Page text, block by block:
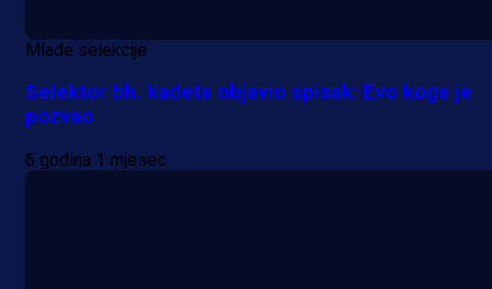
Mlade selekcije
Selektor bh. kadeta objavio spisak: Evo koga je
pozvao
6 godina 1 mjesec